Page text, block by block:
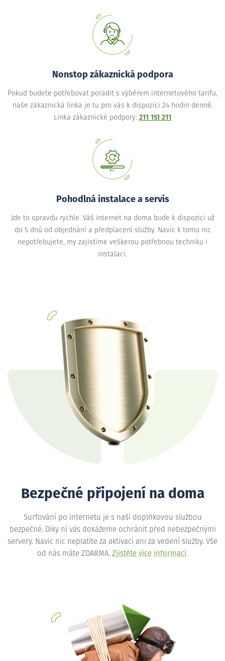
Nonstop zákaznická podpora
Pokud budete potřebovat poradit s výběrem internetového tarifu,
naše zákaznická linka je tu pro vás k dispozici 24 hodin denně.
Linka zákaznické podpory: 211 151 211
Pohodlná instalace a servis
Jde to opravdu rychle. Váš internet na doma bude k dispozici už
do 5 dnů od objednání a předplacení služby. Navíc k tomu nic
nepotřebujete, my zajistíme veškerou potřebnou techniku i
instalaci.
Bezpečné připojení na doma
Surfování po internetu je s naší doplňkovou službou
bezpečné. Díky ní vás dokážeme ochránit před nebezpečnými
servery. Navíc nic neplatíte za aktivaci ani za vedení služby. Vše
od nás máte ZDARMA. Zjistěte více informací.